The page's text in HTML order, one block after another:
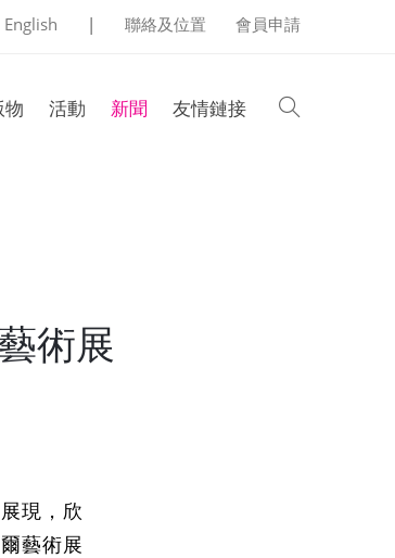
English | 聯絡及位置 會員申請
物 活動 新聞 友情鏈接
術展
現，欣
藝術展